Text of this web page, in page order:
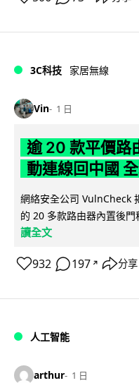
3C科技 家居無線
Vin 1 日
逾 20 款平價路
動連線回中國
網絡安全公司 VulnCheck
的 20 多款路由器內置後
讀全文
932 197 ↗ 分享
人工智能
arthur 1 日